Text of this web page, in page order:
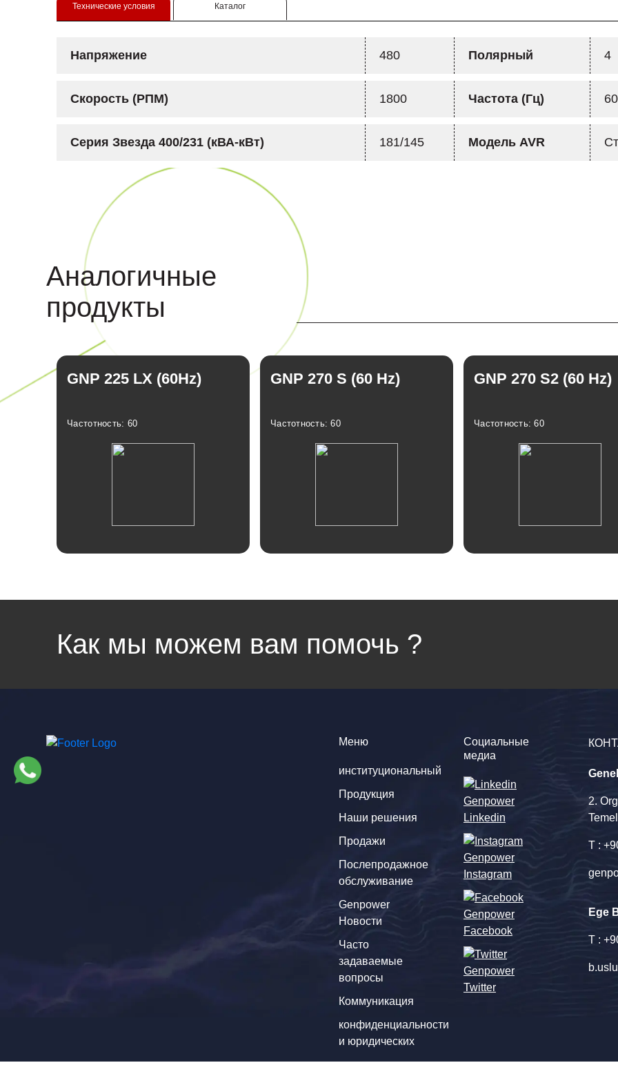
Facebook
Технические условия Каталог
Напряжение 480 Полярный 4
Скорость (РПМ) 1800 Частота (Гц) 60
Серия Звезда 400/231 (кВА-кВт) 181/145 Модель AVR
Аналогичные
продукты
GNP 225 LX (60Hz)
Частотность: 60
GNP 270 S (60 Hz)
Частотность: 60
GNP 270 S2 (60 Hz)
Частотность: 60
Как мы можем вам помочь ?
Меню
институциональный
Продукция
Наши решения
Продажи
Послепродажное
обслуживание
Genpower
Новости
Часто
задаваемые
вопросы
Коммуникация
конфиденциальности
и юридических
Социальные
медиа
Linkedin
Instagram
Facebook
Twitter
2.
T :
Ege
T :